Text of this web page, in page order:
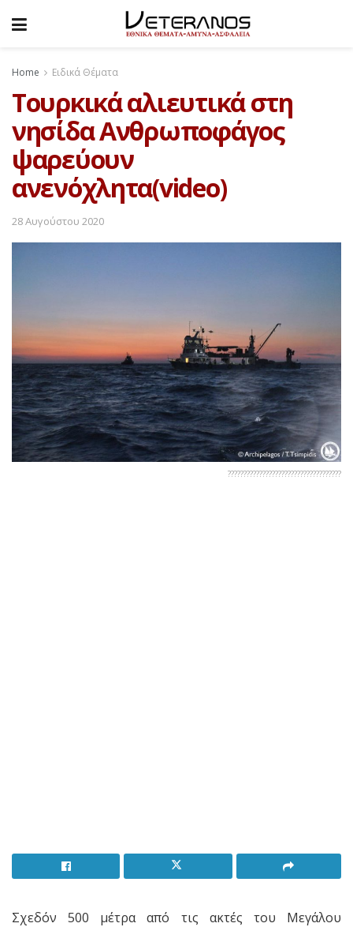
Home Ειδικά Θέματα
Τουρκικά αλιευτικά στη
νησίδα Ανθρωποφάγος
ψαρεύουν
ανενόχλητα(video)
28 Αυγούστου 2020
????????????????????????????????????
Σχεδόν 500 μέτρα από τις ακτές του Μεγάλου